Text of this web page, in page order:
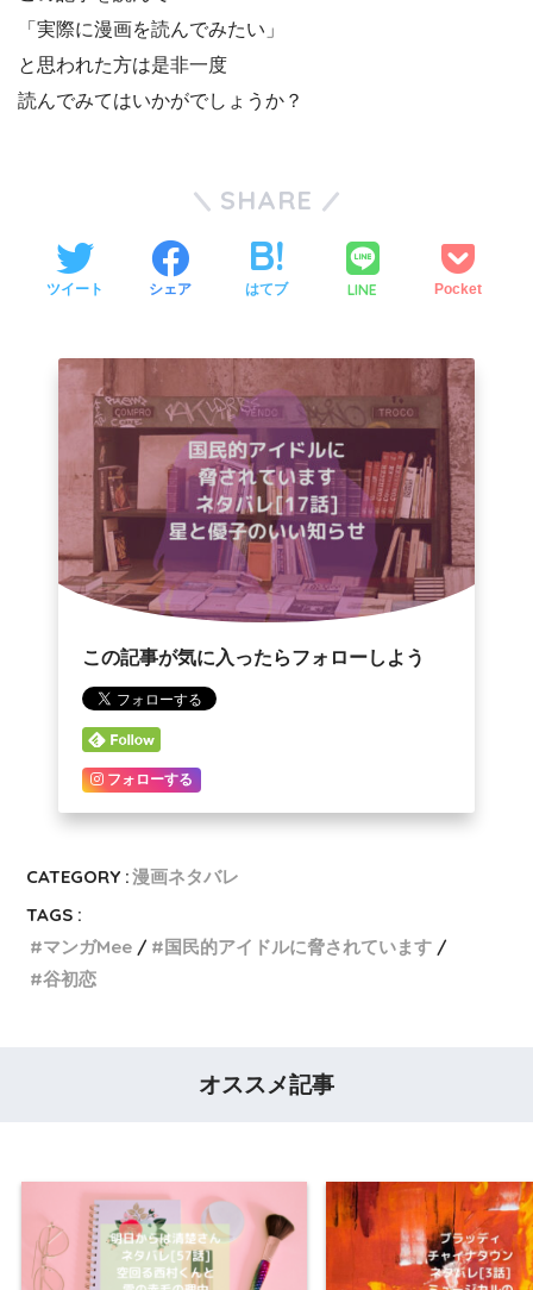
「実際に漫画を読んでみたい」
と思われた方は是非一度
読んでみてはいかがでしょうか？
SHARE
ツイート シェア はてブ LINE Pocket
この記事が気に入ったらフォローしよう
フォローする
CATEGORY :漫画ネタバレ
TAGS :
マンガMee
国民的アイドルに脅されています
谷初恋
オススメ記事